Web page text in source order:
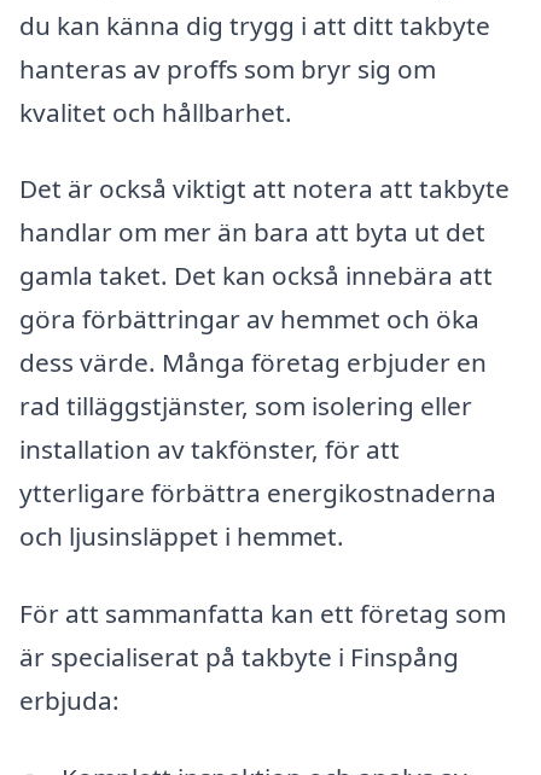
du kan känna dig trygg i att ditt takbyte
hanteras av proffs som bryr sig om
kvalitet och hållbarhet.
Det är också viktigt att notera att takbyte
handlar om mer än bara att byta ut det
gamla taket. Det kan också innebära att
göra förbättringar av hemmet och öka
dess värde. Många företag erbjuder en
rad tilläggstjänster, som isolering eller
installation av takfönster, för att
ytterligare förbättra energikostnaderna
och ljusinsläppet i hemmet.
För att sammanfatta kan ett företag som
är specialiserat på takbyte i Finspång
erbjuda: